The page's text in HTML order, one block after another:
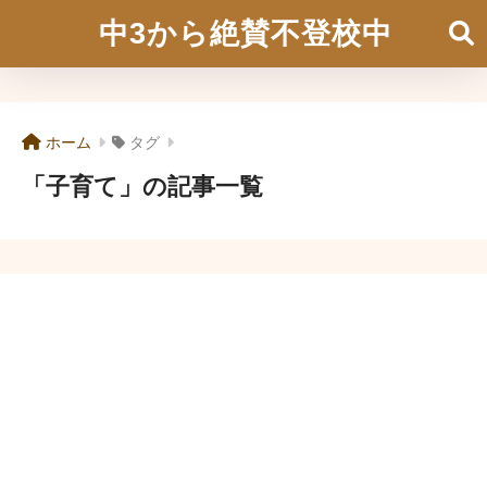
中3から絶賛不登校中
ホーム タグ
「子育て」の記事一覧